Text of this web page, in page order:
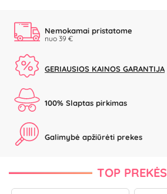
Nemokamai pristatome
nuo 39 €
GERIAUSIOS KAINOS GARANTIJA
100% Slaptas pirkimas
Galimybė apžiūrėti prekes
TOP PREKĖS